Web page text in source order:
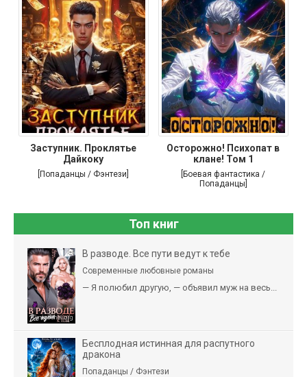
Заступник. Проклятье
Дайкоку
[Попаданцы / Фэнтези]
Осторожно! Психопат в
клане! Том 1
[Боевая фантастика /
Попаданцы]
Топ книг
В разводе. Все пути ведут к тебе
Современные любовные романы
— Я полюбил другую, — объявил муж на весь...
Бесплодная истинная для распутного
дракона
Попаданцы / Фэнтези